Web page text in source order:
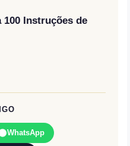
100 Instruções de
WhatsApp